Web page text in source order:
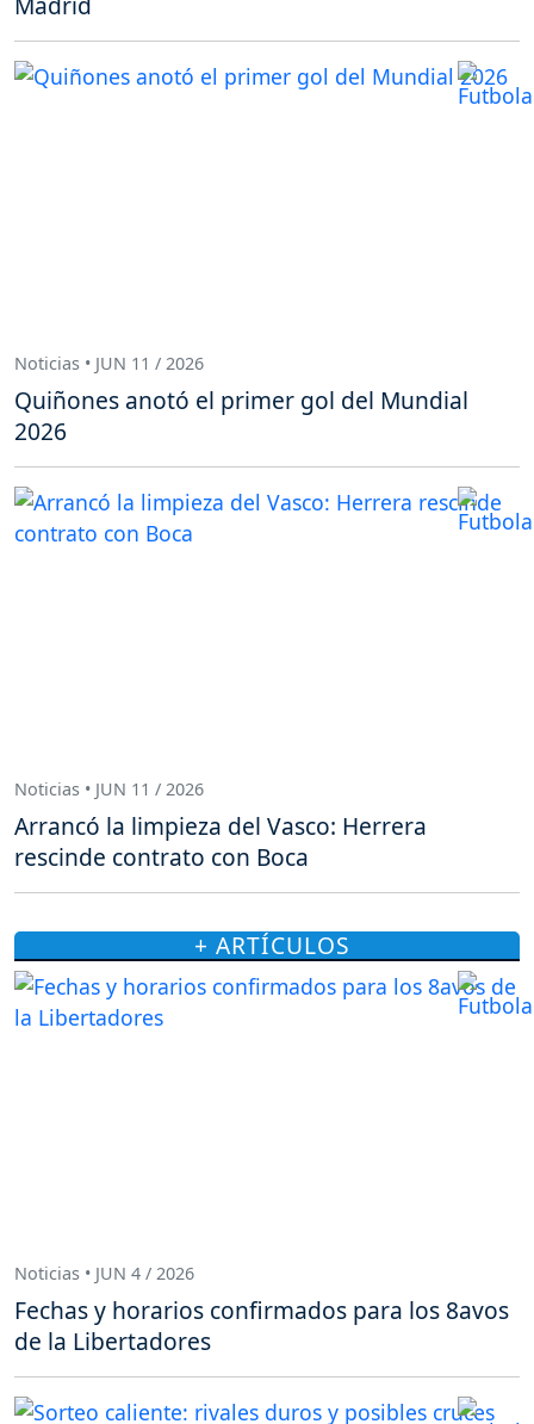
Noticias • JUN 11 / 2026
Quiñones anotó el primer gol del Mundial
2026
Noticias • JUN 11 / 2026
Arrancó la limpieza del Vasco: Herrera
rescinde contrato con Boca
+ ARTÍCULOS
Noticias • JUN 4 / 2026
Fechas y horarios confirmados para los 8avos
de la Libertadores